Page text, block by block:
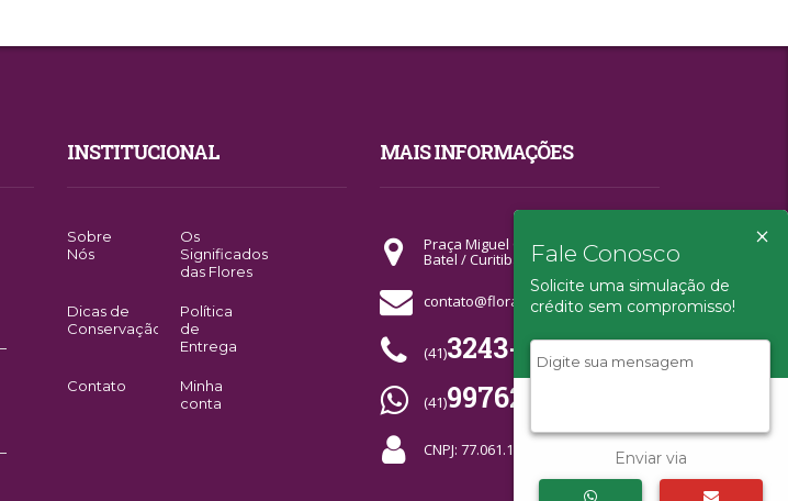
×
Fale Conosco
Solicite uma simulação de
crédito sem compromisso!
Enviar via
INSTITUCIONAL
Sobre
Nós
Os
Significados
das Flores
Dicas de
Conservação
Política
de
Entrega
Contato
Minha
conta
MAIS INFORMAÇÕES
Praça Miguel Couto - Quiosque 02
Batel / Curitiba-PR
contato@florahorizonte.com.br
(41)3243-9590
(41)99762-7664
CNPJ: 77.061.109/0001-63